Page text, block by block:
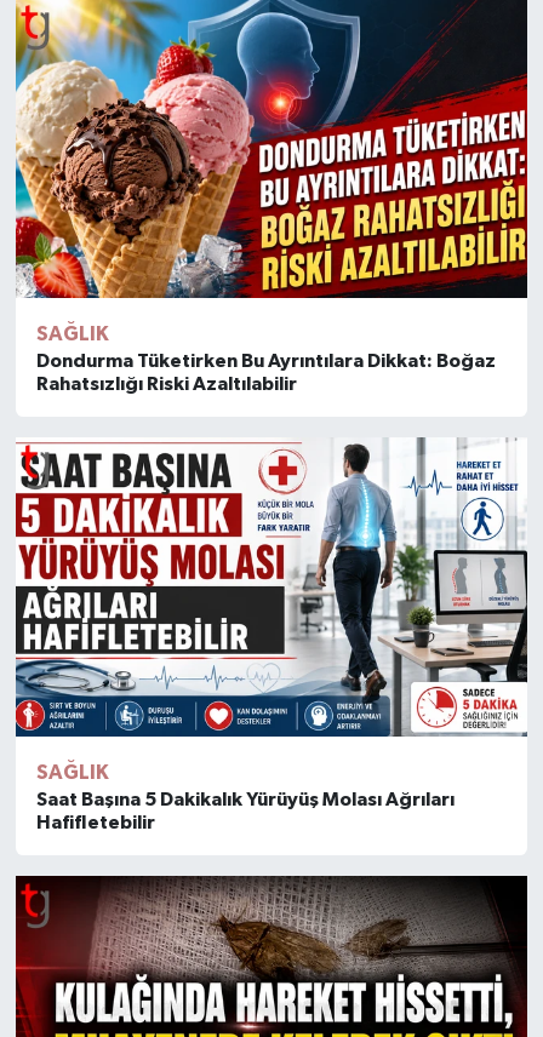
SAĞLIK
Dondurma Tüketirken Bu Ayrıntılara Dikkat: Boğaz
Rahatsızlığı Riski Azaltılabilir
SAĞLIK
Saat Başına 5 Dakikalık Yürüyüş Molası Ağrıları
Hafifletebilir